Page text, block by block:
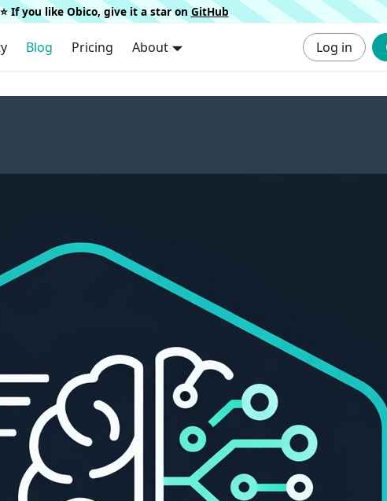
⭐️ If you like Obico, give it a star on GitHub
Blog Pricing About Log in